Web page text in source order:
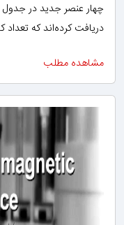
چهار عنصر جدید در جدول
دریافت کرده‌اند که تعداد کل
مشاهده مطلب